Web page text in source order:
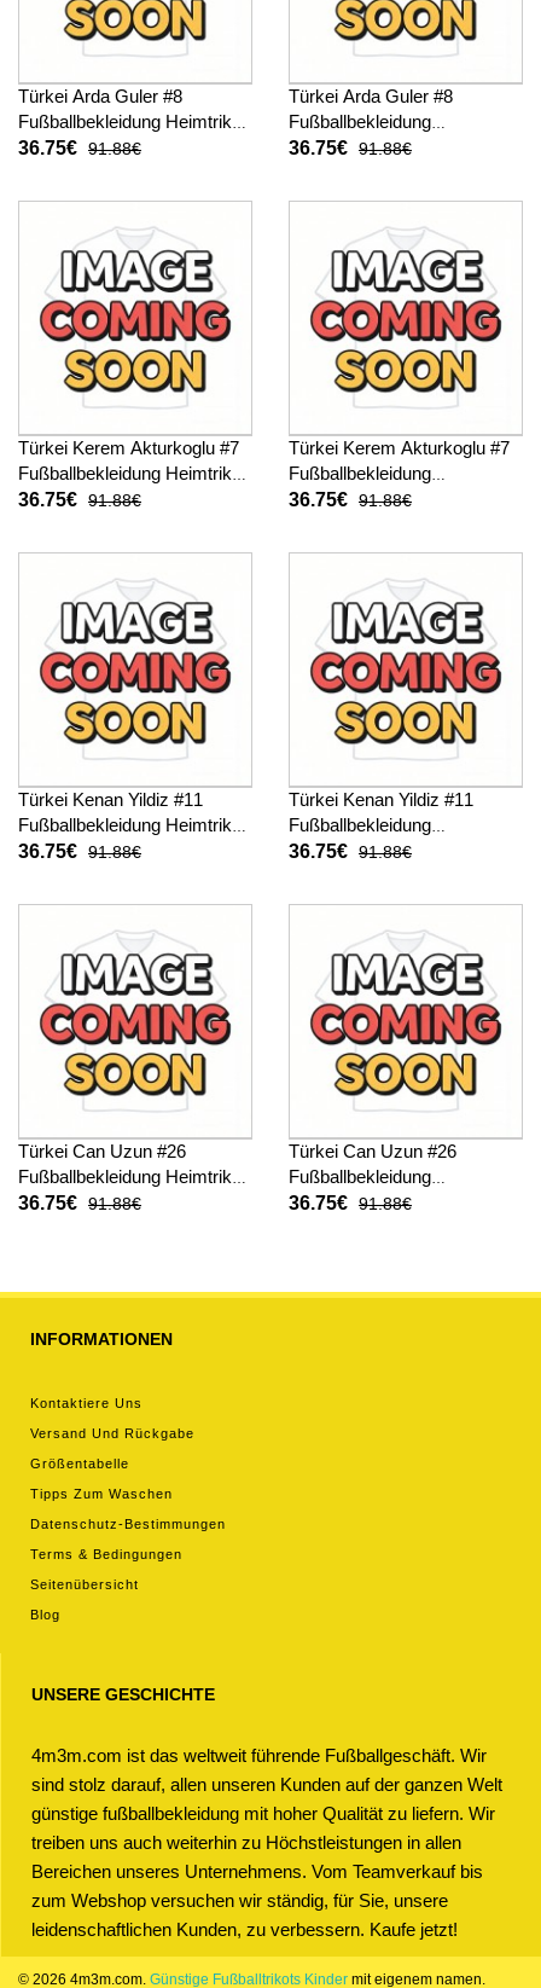
Türkei Arda Guler #8
Fußballbekleidung Heimtrikot
Kinder WM 2026 Kurzarm (+
36.75€ 91.88€
Türkei Arda Guler #8
Fußballbekleidung
Auswärtstrikot Kinder WM
hosen)
36.75€ 91.88€
Türkei Kerem Akturkoglu #7
Fußballbekleidung Heimtrikot
Kinder WM 2026 Kurzarm (+
36.75€ 91.88€
Türkei Kerem Akturkoglu #7
Fußballbekleidung
Auswärtstrikot Kinder WM
hosen)
36.75€ 91.88€
Türkei Kenan Yildiz #11
Fußballbekleidung Heimtrikot
Kinder WM 2026 Kurzarm (+
36.75€ 91.88€
Türkei Kenan Yildiz #11
Fußballbekleidung
Auswärtstrikot Kinder WM
hosen)
36.75€ 91.88€
Türkei Can Uzun #26
Fußballbekleidung Heimtrikot
Kinder WM 2026 Kurzarm (+
36.75€ 91.88€
Türkei Can Uzun #26
Fußballbekleidung
Auswärtstrikot Kinder WM
36.75€ 91.88€
INFORMATIONEN
Kontaktiere Uns
Versand Und Rückgabe
Größentabelle
Tipps Zum Waschen
Datenschutz-Bestimmungen
Terms & Bedingungen
Seitenübersicht
Blog
UNSERE GESCHICHTE
4m3m.com ist das weltweit führende Fußballgeschäft. Wir
sind stolz darauf, allen unseren Kunden auf der ganzen Welt
günstige fußballbekleidung mit hoher Qualität zu liefern. Wir
treiben uns auch weiterhin zu Höchstleistungen in allen
Bereichen unseres Unternehmens. Vom Teamverkauf bis
zum Webshop versuchen wir ständig, für Sie, unsere
leidenschaftlichen Kunden, zu verbessern. Kaufe jetzt!
© 2026 4m3m.com. Günstige Fußballtrikots Kinder mit eigenem namen.